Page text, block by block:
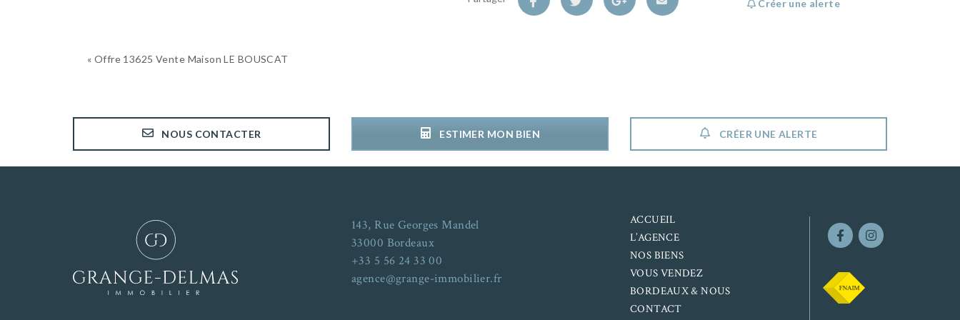
« Offre 13625 Vente Maison LE BOUSCAT
Créer une alerte
NOUS CONTACTER ESTIMER MON BIEN CRÉER UNE ALERTE
143, Rue Georges Mandel
33000 Bordeaux
+33 5 56 24 33 00
agence@grange-immobilier.fr
ACCUEIL
L’AGENCE
NOS BIENS
VOUS VENDEZ
BORDEAUX & NOUS
CONTACT